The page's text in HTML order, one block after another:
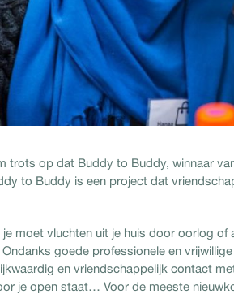
trots op dat Buddy to Buddy, winnaar
to Buddy is een project dat
moet vluchten uit je huis door oorlog of
goede professionele en
en vriendschappelijk contact
je open staat… Voor de meeste